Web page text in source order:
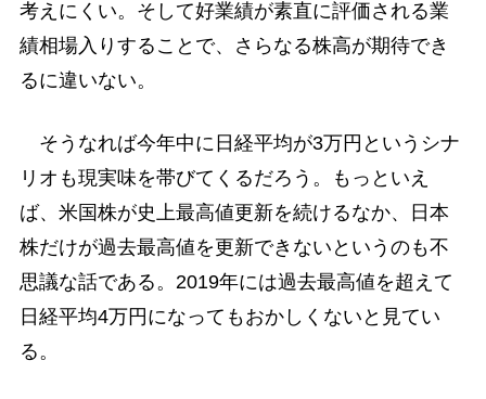
考えにくい。そして好業績が素直に評価される業
績相場入りすることで、さらなる株高が期待でき
るに違いない。
そうなれば今年中に日経平均が3万円というシナ
リオも現実味を帯びてくるだろう。もっといえ
ば、米国株が史上最高値更新を続けるなか、日本
株だけが過去最高値を更新できないというのも不
思議な話である。2019年には過去最高値を超えて
日経平均4万円になってもおかしくないと見てい
る。